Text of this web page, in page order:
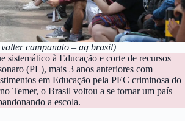
campanato – ag brasil)
sistemático à Educação e corte de recursos
(PL), mais 3 anos anteriores com
em Educação pela PEC criminosa do
Temer, o Brasil voltou a se tornar um país
a escola.